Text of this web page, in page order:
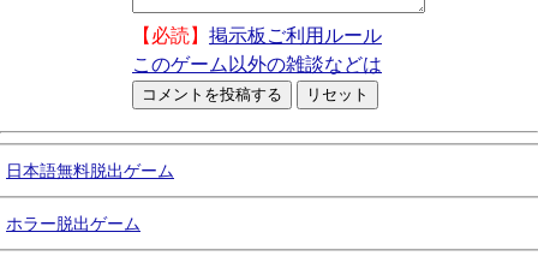
【必読】 掲示板ご利用ルール
このゲーム以外の雑談などは
日本語無料脱出ゲーム
ホラー脱出ゲーム